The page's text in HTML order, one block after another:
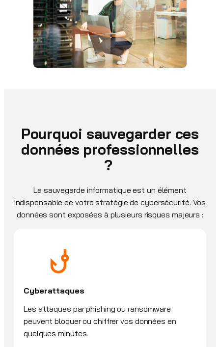
Pourquoi sauvegarder ces
données professionnelles
?
La sauvegarde informatique est un élément
indispensable de votre stratégie de cybersécurité. Vos
données sont exposées à plusieurs risques majeurs :
Cyberattaques
Les attaques par phishing ou ransomware
peuvent bloquer ou chiffrer vos données en
quelques minutes.